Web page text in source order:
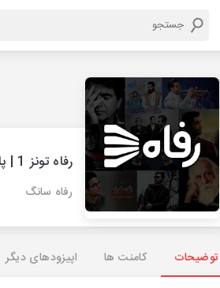
رفاه تونز 1 | پادکست موسیقی با کلام
رفاه سانگ
توضیحات کامنت ها اپیزودهای دیگر